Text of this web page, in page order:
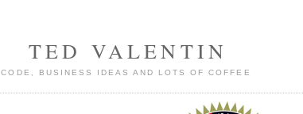
TED VALENTIN
CODE, BUSINESS IDEAS AND LOTS OF COFFEE